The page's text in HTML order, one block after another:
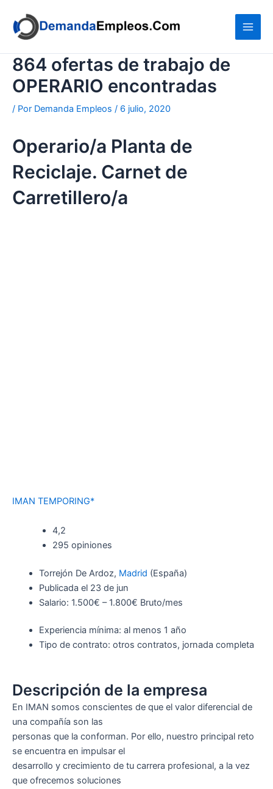
contenido
864 ofertas de trabajo de
OPERARIO encontradas
/ Por Demanda Empleos / 6 julio, 2020
Operario/a Planta de
Reciclaje. Carnet de
Carretillero/a
IMAN TEMPORING*
4,2
295 opiniones
Torrejón De Ardoz, Madrid (España)
Publicada el 23 de jun
Salario: 1.500€ – 1.800€ Bruto/mes
Experiencia mínima: al menos 1 año
Tipo de contrato: otros contratos, jornada completa
Descripción de la empresa
En IMAN somos conscientes de que el valor diferencial de
una compañía son las
personas que la conforman. Por ello, nuestro principal reto
se encuentra en impulsar el
desarrollo y crecimiento de tu carrera profesional, a la vez
que ofrecemos soluciones